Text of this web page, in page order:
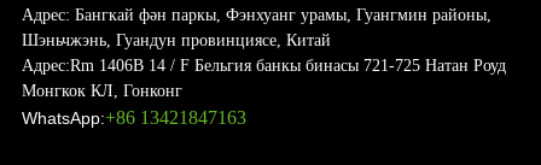
Адрес: Бангкай фән паркы, Фэнхуанг урамы, Гуангмин районы,
Шэньчжэнь, Гуандун провинциясе, Китай
Адрес:Rm 1406B 14 / F Бельгия банкы бинасы 721-725 Натан Роуд
Монгкок КЛ, Гонконг
WhatsApp:+86 13421847163